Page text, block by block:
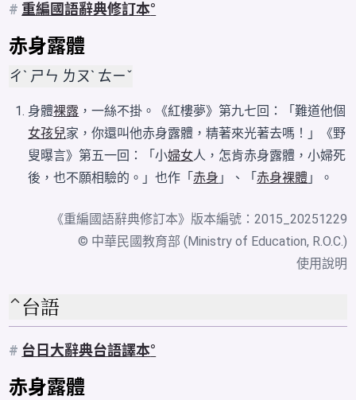
# 重編國語辭典修訂本
赤身露體
ㄔˋ ㄕㄣ ㄌㄡˋ ㄊㄧˇ
身體裸露 ，一絲不掛。《紅樓夢》第九七回：「難道他個
女孩兒家，你還叫他赤身露體，精著來光著去嗎！」《野
叟曝言》第五一回：「小婦女人，怎肯赤身露體，小婦死
後，也不願相驗的。」也作「赤身 」、「赤身裸體 」。
《重編國語辭典修訂本》版本編號：2015_20251229
© 中華民國教育部 (Ministry of Education, R.O.C.)
使用說明
台語
# 台日大辭典台語譯本
赤身露體